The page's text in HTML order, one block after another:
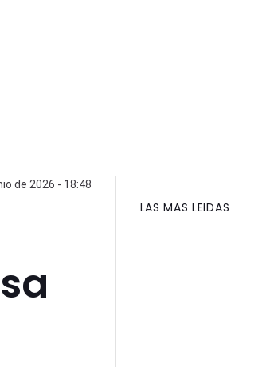
de 2026 - 18:48
LAS MAS LEIDAS